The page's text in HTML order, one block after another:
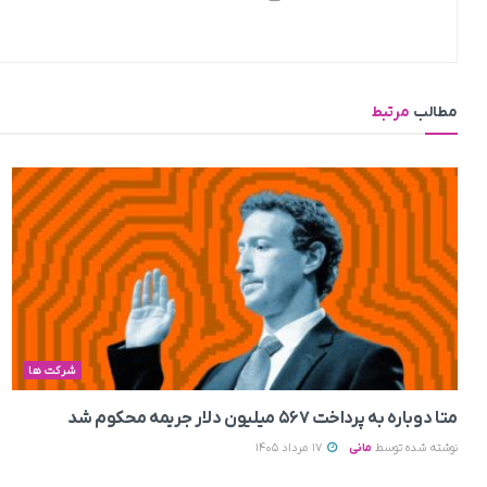
مطالب مرتبط
شرکت ها
متا دوباره به پرداخت ۵۶۷ میلیون دلار جریمه محکوم شد
نوشته شده توسط مانی